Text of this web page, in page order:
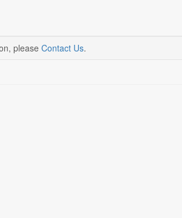
please Contact Us.